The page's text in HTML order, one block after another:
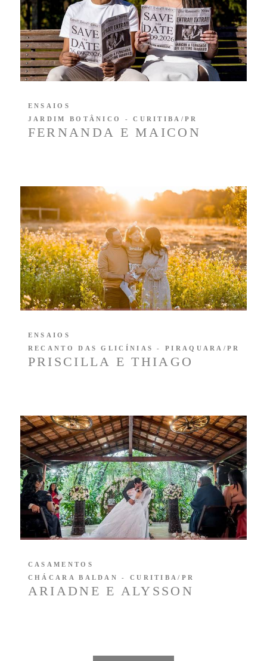
FERNANDA E MAICON
ENSAIOS
JARDIM BOTÂNICO - CURITIBA/PR
PRISCILLA E THIAGO
ENSAIOS
RECANTO DAS GLICÍNIAS - PIRAQUARA/PR
ARIADNE E ALYSSON
CASAMENTOS
CHÁCARA BALDAN - CURITIBA/PR